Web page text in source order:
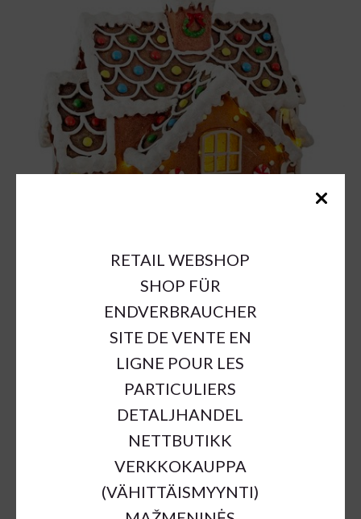
RETAIL WEBSHOP
SHOP FÜR
ENDVERBRAUCHER
SITE DE VENTE EN
LIGNE POUR LES
PARTICULIERS
DETALJHANDEL
NETTBUTIKK
VERKKOKAUPPA
(VÄHITTÄISMYYNTI)